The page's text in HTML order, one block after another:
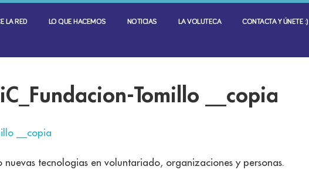
LA RED LO QUE HACEMOS NOTICIAS LA VOLUTECA CONTACTA Y ÚNETE :)
Tomillo __copia
__copia
tecnologias en voluntariado, organizaciones y personas.